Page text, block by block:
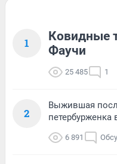
1
Ковидные
Фаучи
25 485 1
2
Выжившая
6 891